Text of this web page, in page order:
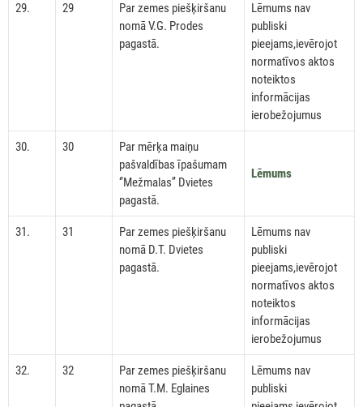
29. 29
Par zemes piešķiršanu
nomā V.G. Prodes
pagastā.
Lēmums nav
publiski
pieejams,ievērojot
normatīvos aktos
noteiktos
informācijas
ierobežojumus
30. 30
Par mērķa maiņu
pašvaldības īpašumam
‘’Mežmalas’’ Dvietes
pagastā.
Lēmums
31. 31
Par zemes piešķiršanu
nomā D.T. Dvietes
pagastā.
Lēmums nav
publiski
pieejams,ievērojot
normatīvos aktos
noteiktos
informācijas
ierobežojumus
32. 32
Par zemes piešķiršanu
nomā T.M. Eglaines
Lēmums nav
publiski